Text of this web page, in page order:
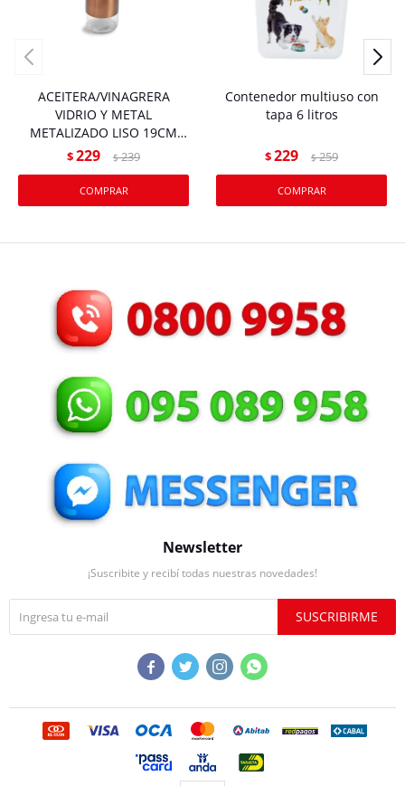
ACEITERA/VINAGRERA
VIDRIO Y METAL
METALIZADO LISO 19CM
1PCS 83852
$229 $ 239
Contenedor multiuso con
tapa 6 litros
$229 $ 259
Newsletter
¡Suscribite y recibí todas nuestras novedades!
SUSCRIBIRME
   